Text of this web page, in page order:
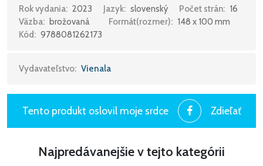
Rok vydania: 2023 Jazyk: slovenský Počet strán: 16
Väzba: brožovaná Formát(rozmer): 148 x 100 mm
Kód: 9788081262173
Vydavateľstvo: Vienala
Tento produkt oslovil moje srdce Zdieľať
Najpredávanejšie v tejto kategórii